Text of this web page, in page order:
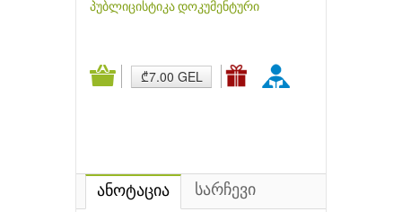
პუბლიცისტიკა დოკუმენტური
₾7.00 GEL
ანოტაცია სარჩევი